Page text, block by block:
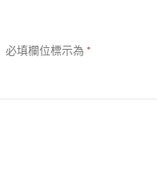
必填欄位標示為 *